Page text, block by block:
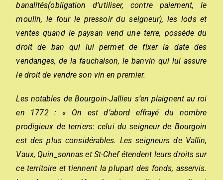
banalités(obligation d’utiliser, contre paiement, le
moulin, le four le pressoir du seigneur), les lods et
ventes quand le paysan vend une terre, possède du
droit de ban qui lui permet de fixer la date des
vendanges, de la fauchaison, le banvin qui lui assure
le droit de vendre son vin en premier.
Les notables de Bourgoin-JaIlieu s’en plaignent au roi
en 1772 : « On est d’abord effrayé du nombre
prodigieux de terriers: celui du seigneur de Bourgoin
est des plus considérables. Les seigneurs de Vallin,
Vaux, Quin_sonnas et St-Chef étendent leurs droits sur
ce territoire et tiennent la plupart des fonds, asservis.